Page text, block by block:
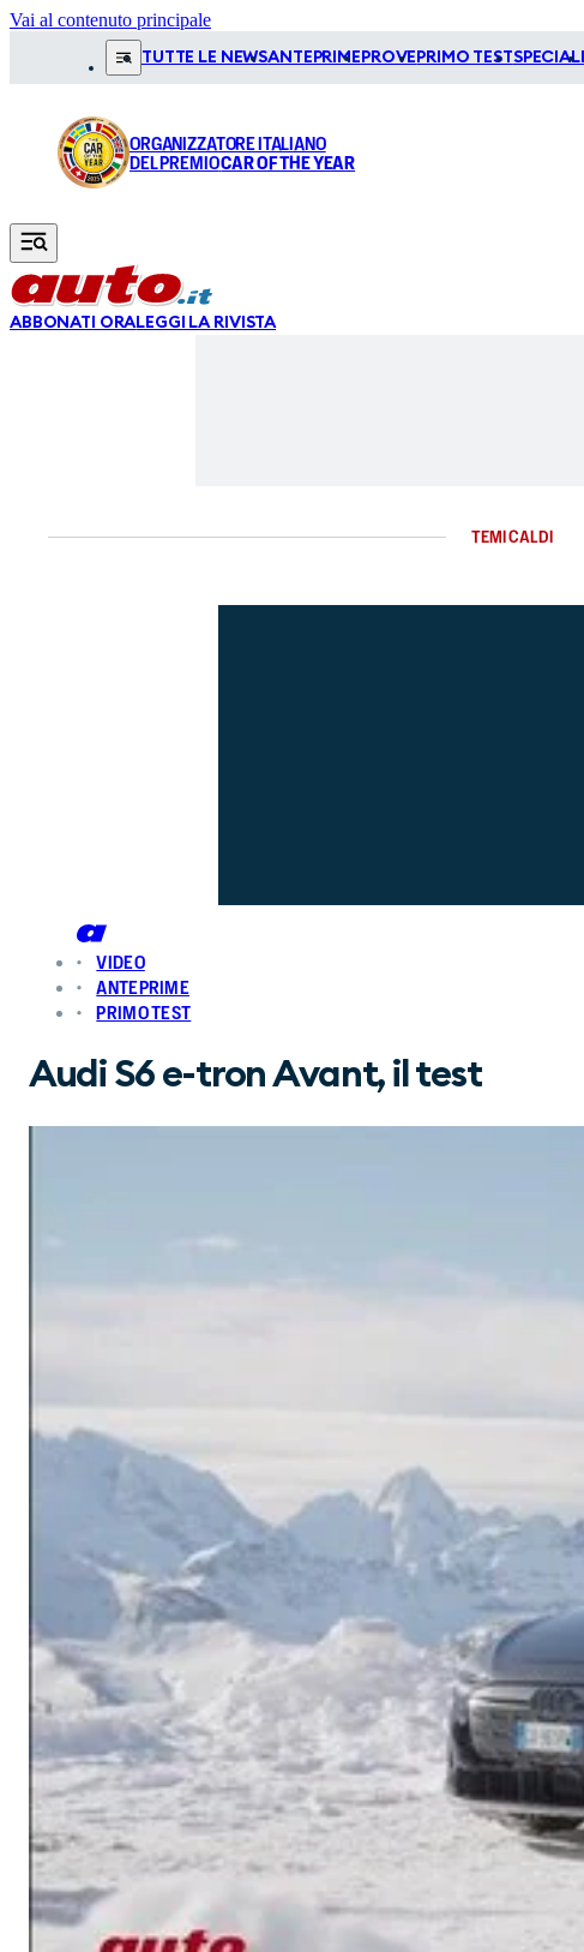
Vai al contenuto principale
TUTTE LE NEWSANTEPRIME PROVE PRIMO TESTSPECIALI
ORGANIZZATORE ITALIANO
DEL PREMIOCAR OF THE YEAR
ABBONATI ORALEGGI LA RIVISTA
TEMI CALDI
VIDEO
ANTEPRIME
PRIMO TEST
Audi S6 e-tron Avant, il test